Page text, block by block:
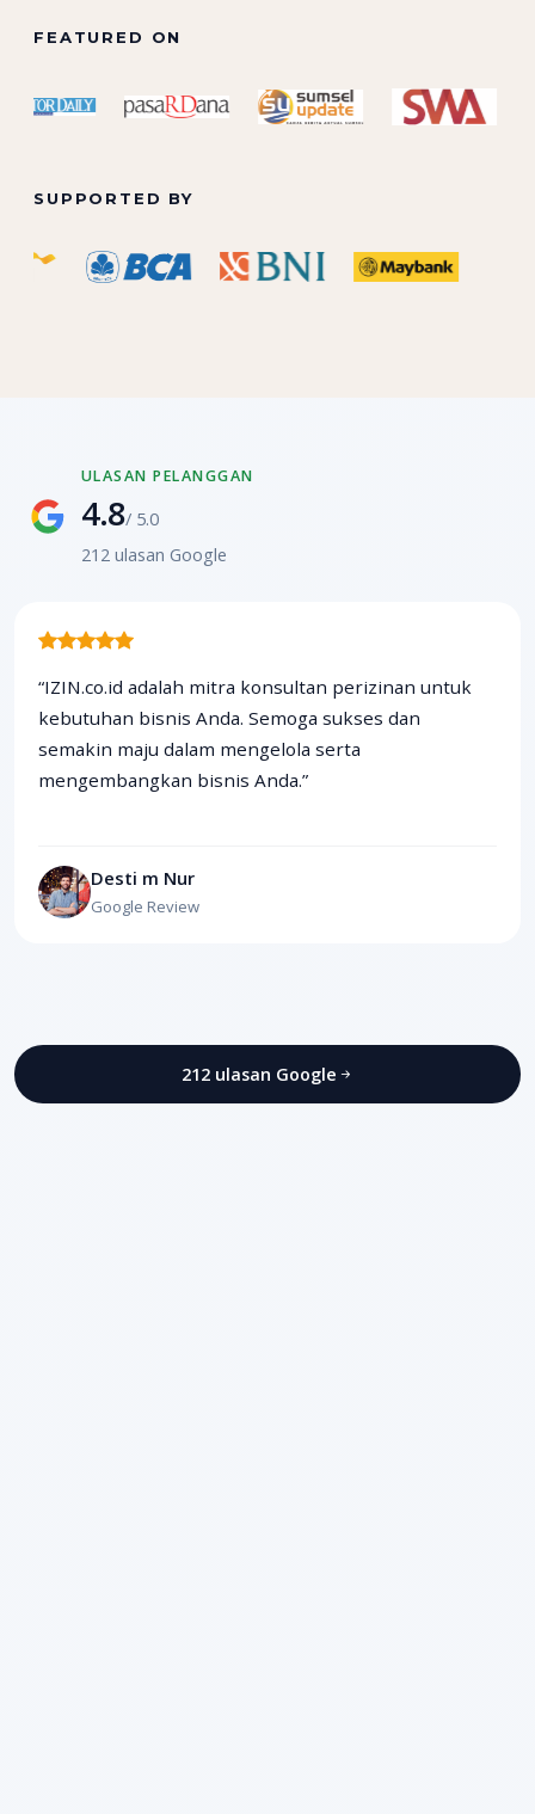
FEATURED ON
SUPPORTED BY
ULASAN PELANGGAN
4.8/ 5.0
212 ulasan Google
“IZIN.co.id adalah mitra konsultan perizinan untuk
kebutuhan bisnis Anda. Semoga sukses dan
semakin maju dalam mengelola serta
mengembangkan bisnis Anda.”
Desti m Nur
Google Review
212 ulasan Google